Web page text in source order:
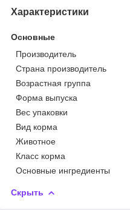
Характеристики
Основные
Производитель
Страна производитель
Возрастная группа
Форма выпуска
Вес упаковки
Вид корма
Животное
Класс корма
Основные ингредиенты
Скрыть